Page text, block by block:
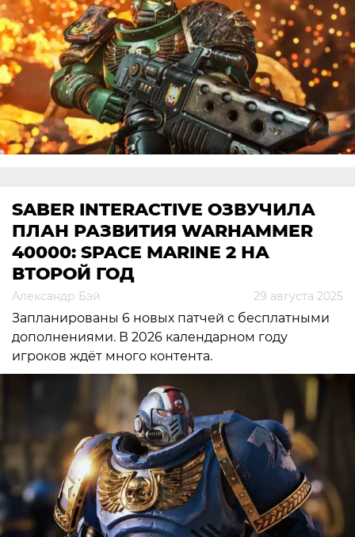
SABER INTERACTIVE ОЗВУЧИЛА
ПЛАН РАЗВИТИЯ WARHAMMER
40000: SPACE MARINE 2 НА
ВТОРОЙ ГОД
Александр Бэй 29 августа 2025
Запланированы 6 новых патчей с бесплатными
дополнениями. В 2026 календарном году
игроков ждёт много контента.